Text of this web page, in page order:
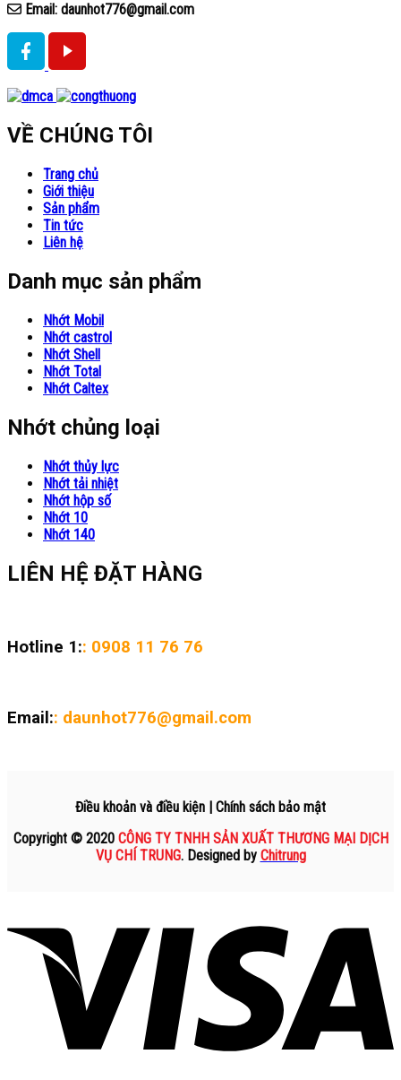
Email: daunhot776@gmail.com
VỀ CHÚNG TÔI
Trang chủ
Giới thiệu
Sản phẩm
Tin tức
Liên hệ
Danh mục sản phẩm
Nhớt Mobil
Nhớt castrol
Nhớt Shell
Nhớt Total
Nhớt Caltex
Nhớt chủng loại
Nhớt thủy lực
Nhớt tải nhiệt
Nhớt hộp số
Nhớt 10
Nhớt 140
LIÊN HỆ ĐẶT HÀNG
Hotline 1:: 0908 11 76 76
Email:: daunhot776@gmail.com
Điều khoản và điều kiện | Chính sách bảo mật
Copyright © 2020 CÔNG TY TNHH SẢN XUẤT THƯƠNG MẠI DỊCH
VỤ CHÍ TRUNG. Designed by Chitrung